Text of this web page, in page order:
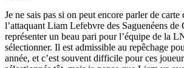
Je ne sais pas si on peut encore parler de carte
l’attaquant Liam Lefebvre des Saguenéens
représenter un beau pari pour l’équipe de la
sélectionner. Il est admissible au repêchage
année, et c’est souvent difficile pour ces